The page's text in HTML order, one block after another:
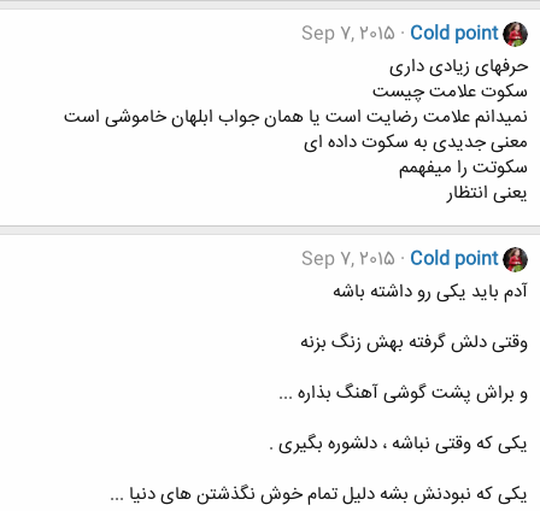
Cold point
Sep 7, 2015
حرفهای زیادی داری
سکوت علامت چیست
نمیدانم علامت رضایت است یا همان جواب ابلهان خاموشی است
معنی جدیدی به سکوت داده ای
سکوتت را میفهمم
یعنی انتظار
Cold point
Sep 7, 2015
آدم باید یکی رو داشته باشه
وقتی دلش گرفته بهش زنگ بزنه
و براش پشت گوشی آهنگ بذاره ...
یکی که وقتی نباشه ، دلشوره بگیری .
یکی که نبودنش بشه دلیل تمام خوش نگذشتن های دنیا ...